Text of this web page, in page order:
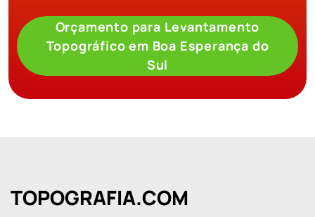
Orçamento para Levantamento
Topográfico em Boa Esperança do
Sul
TOPOGRAFIA.COM